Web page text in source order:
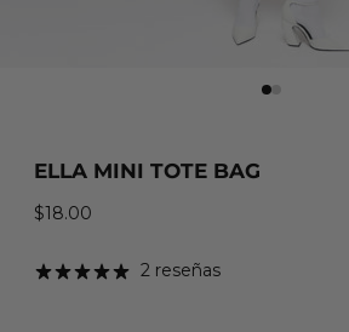
ELLA MINI TOTE BAG
Precio habitual
$18.00
2 reseñas